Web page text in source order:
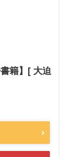
籍】[ 大迫